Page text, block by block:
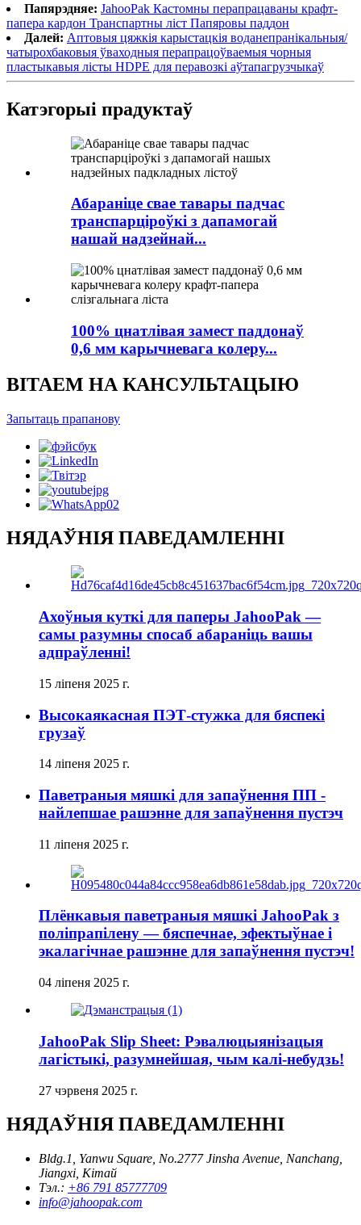
Папярэдняе: JahooPak Кастомны перапрацаваны крафт-
папера кардон Транспартны ліст Папяровы паддон
Далей: Аптовыя цяжкія карыстацкія воданепранікальныя/
чатырохбаковыя ўваходныя перапрацоўваемыя чорныя
пластыкавыя лісты HDPE для перавозкі аўтапагрузчыкаў
Катэгорыі прадуктаў
Абараніце свае тавары падчас
транспарціроўкі з дапамогай
нашай надзейнай...
100% цнатлівая замест паддонаў
0,6 мм карычневага колеру...
ВІТАЕМ НА КАНСУЛЬТАЦЫЮ
Запытаць прапанову
НЯДАЎНІЯ ПАВЕДАМЛЕННІ
Ахоўныя куткі для паперы JahooPak —
самы разумны спосаб абараніць вашы
адпраўленні!
15 ліпеня 2025 г.
Высокаякасная ПЭТ-стужка для бяспекі
грузаў
14 ліпеня 2025 г.
Паветраныя мяшкі для запаўнення ПП -
найлепшае рашэнне для запаўнення пустэч
11 ліпеня 2025 г.
Плёнкавыя паветраныя мяшкі JahooPak з
поліпрапілену — бяспечнае, эфектыўнае і
экалагічнае рашэнне для запаўнення пустэч!
04 ліпеня 2025 г.
JahooPak Slip Sheet: Рэвалюцыянізацыя
лагістыкі, разумнейшая, чым калі-небудзь!
27 чэрвеня 2025 г.
НЯДАЎНІЯ ПАВЕДАМЛЕННІ
Bldg.1, Yanwu Square, No.2777 Jinsha Avenue, Nanchang,
Jiangxi, Кітай
Тэл.: +86 791 85777709
info@jahoopak.com